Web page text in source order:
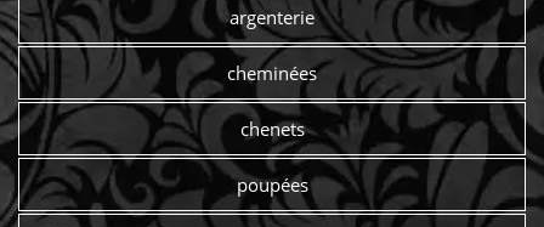
argenterie
cheminées
chenets
poupées